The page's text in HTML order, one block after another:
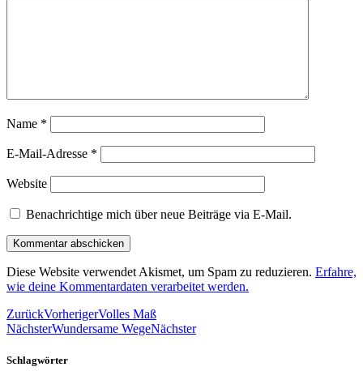
Name *
E-Mail-Adresse *
Website
Benachrichtige mich über neue Beiträge via E-Mail.
Diese Website verwendet Akismet, um Spam zu reduzieren. Erfahre,
wie deine Kommentardaten verarbeitet werden.
ZurückVorherigerVolles Maß
NächsterWundersame WegeNächster
Schlagwörter